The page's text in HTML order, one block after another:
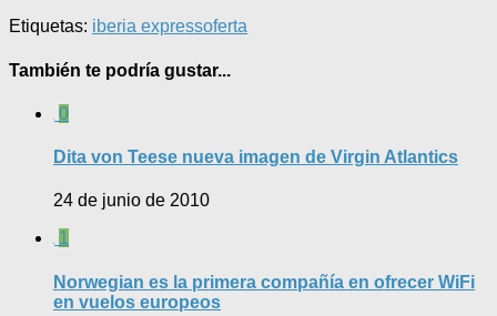
Etiquetas: iberia expressoferta
También te podría gustar...
0
Dita von Teese nueva imagen de Virgin Atlantics
24 de junio de 2010
1
Norwegian es la primera compañía en ofrecer WiFi
en vuelos europeos